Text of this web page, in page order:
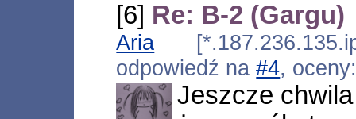
[6] Re: B-2 (Gargu)
Aria
odpowiedź na#4,
Jeszcze